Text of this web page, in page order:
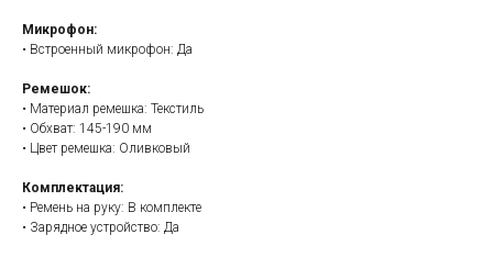
Микрофон:
• Встроенный микрофон: Да
Ремешок:
• Материал ремешка: Текстиль
• Обхват: 145-190 мм
• Цвет ремешка: Оливковый
Комплектация:
• Ремень на руку: В комплекте
• Зарядное устройство: Да